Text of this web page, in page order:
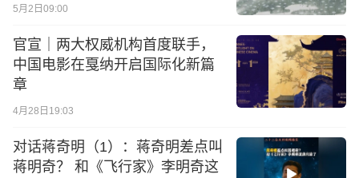
5月2日09:00
官宣｜两大权威机构首度联手，
中国电影在戛纳开启国际化新篇
章
4月28日19:03
对话蒋奇明（1）：蒋奇明差点叫
蒋明奇？ 和《飞行家》李明奇这